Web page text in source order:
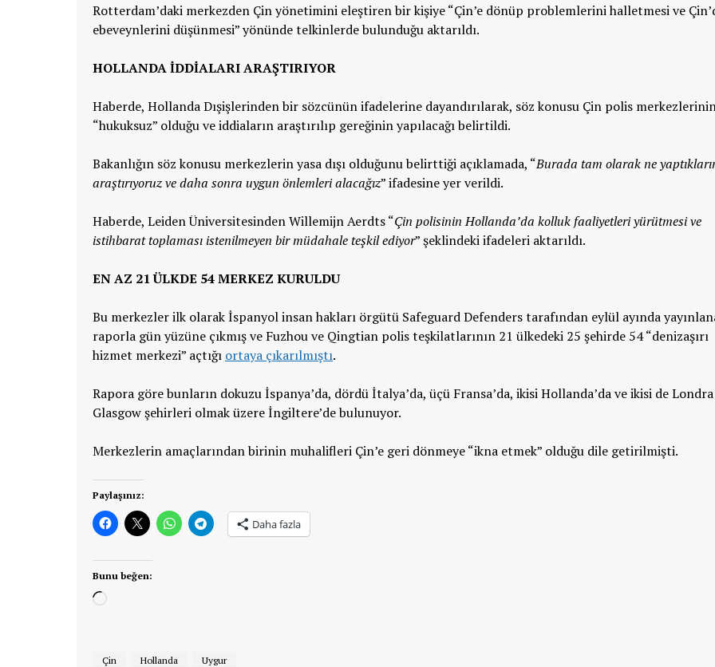
Rotterdam’daki merkezden Çin yönetimini eleştiren bir kişiye “Çin’e dönüp problemlerini halletmesi ve
ebeveynlerini düşünmesi” yönünde telkinlerde bulunduğu aktarıldı.
HOLLANDA İDDİALARI ARAŞTIRIYOR
Haberde, Hollanda Dışişlerinden bir sözcünün ifadelerine dayandırılarak, söz konusu Çin polis
“hukuksuz” olduğu ve iddiaların araştırılıp gereğinin yapılacağı belirtildi.
Bakanlığın söz konusu merkezlerin yasa dışı olduğunu belirttiği açıklamada, “Burada tam olarak ne
araştırıyoruz ve daha sonra uygun önlemleri alacağız” ifadesine yer verildi.
Haberde, Leiden Üniversitesinden Willemijn Aerdts “Çin polisinin Hollanda’da kolluk faaliyetleri yürütmesi ve
istihbarat toplaması istenilmeyen bir müdahale teşkil ediyor” şeklindeki ifadeleri aktarıldı.
EN AZ 21 ÜLKDE 54 MERKEZ KURULDU
Bu merkezler ilk olarak İspanyol insan hakları örgütü Safeguard Defenders tarafından eylül ayında
raporla gün yüzüne çıkmış ve Fuzhou ve Qingtian polis teşkilatlarının 21 ülkedeki 25 şehirde 54 “denizaşırı
hizmet merkezi” açtığı ortaya çıkarılmıştı.
Rapora göre bunların dokuzu İspanya’da, dördü İtalya’da, üçü Fransa’da, ikisi Hollanda’da ve ikisi de
Glasgow şehirleri olmak üzere İngiltere’de bulunuyor.
Merkezlerin amaçlarından birinin muhalifleri Çin’e geri dönmeye “ikna etmek” olduğu dile getirilmişti.
Paylaşınız:
Daha fazla
Bunu beğen:
Yükleniyor...
Çin Hollanda Uygur